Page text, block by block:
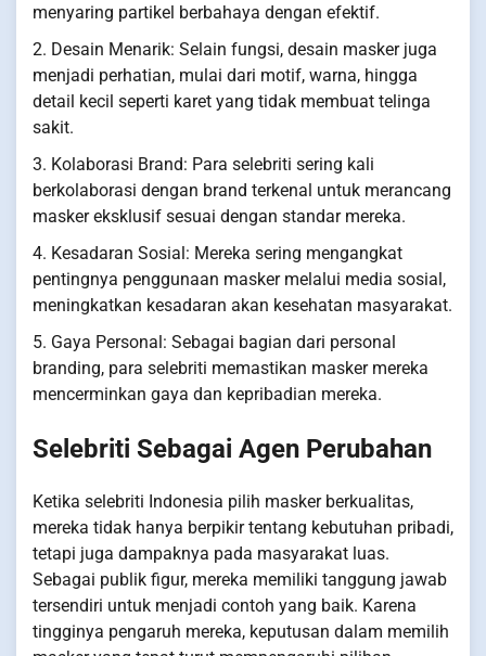
menyaring partikel berbahaya dengan efektif.
2. Desain Menarik: Selain fungsi, desain masker juga
menjadi perhatian, mulai dari motif, warna, hingga
detail kecil seperti karet yang tidak membuat telinga
sakit.
3. Kolaborasi Brand: Para selebriti sering kali
berkolaborasi dengan brand terkenal untuk merancang
masker eksklusif sesuai dengan standar mereka.
4. Kesadaran Sosial: Mereka sering mengangkat
pentingnya penggunaan masker melalui media sosial,
meningkatkan kesadaran akan kesehatan masyarakat.
5. Gaya Personal: Sebagai bagian dari personal
branding, para selebriti memastikan masker mereka
mencerminkan gaya dan kepribadian mereka.
Selebriti Sebagai Agen Perubahan
Ketika selebriti Indonesia pilih masker berkualitas,
mereka tidak hanya berpikir tentang kebutuhan pribadi,
tetapi juga dampaknya pada masyarakat luas.
Sebagai publik figur, mereka memiliki tanggung jawab
tersendiri untuk menjadi contoh yang baik. Karena
tingginya pengaruh mereka, keputusan dalam memilih